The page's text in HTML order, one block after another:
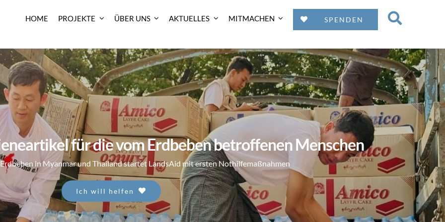
HOME PROJEKTE ÜBER UNS AKTUELLES MITMACHEN SPENDEN
für die vom Erdbeben betroffenen Menschen
in Myanmar und Thailand startet LandsAid mit ersten Nothilfemaßnahmen
Ich will helfen